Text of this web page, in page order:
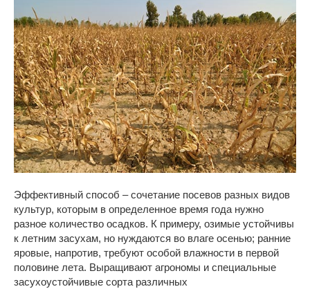
Эффективный способ – сочетание посевов разных видов
культур, которым в определенное время года нужно
разное количество осадков. К примеру, озимые устойчивы
к летним засухам, но нуждаются во влаге осенью; ранние
яровые, напротив, требуют особой влажности в первой
половине лета. Выращивают агрономы и специальные
засухоустойчивые сорта различных